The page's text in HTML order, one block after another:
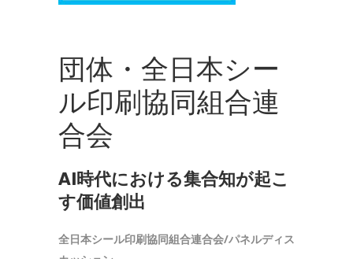
団体・全日本シー
ル印刷協同組合連
合会
AI時代における集合知が起こ
す価値創出
全日本シール印刷協同組合連合会/パネルディス